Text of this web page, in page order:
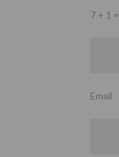
7 + 1 =
Email